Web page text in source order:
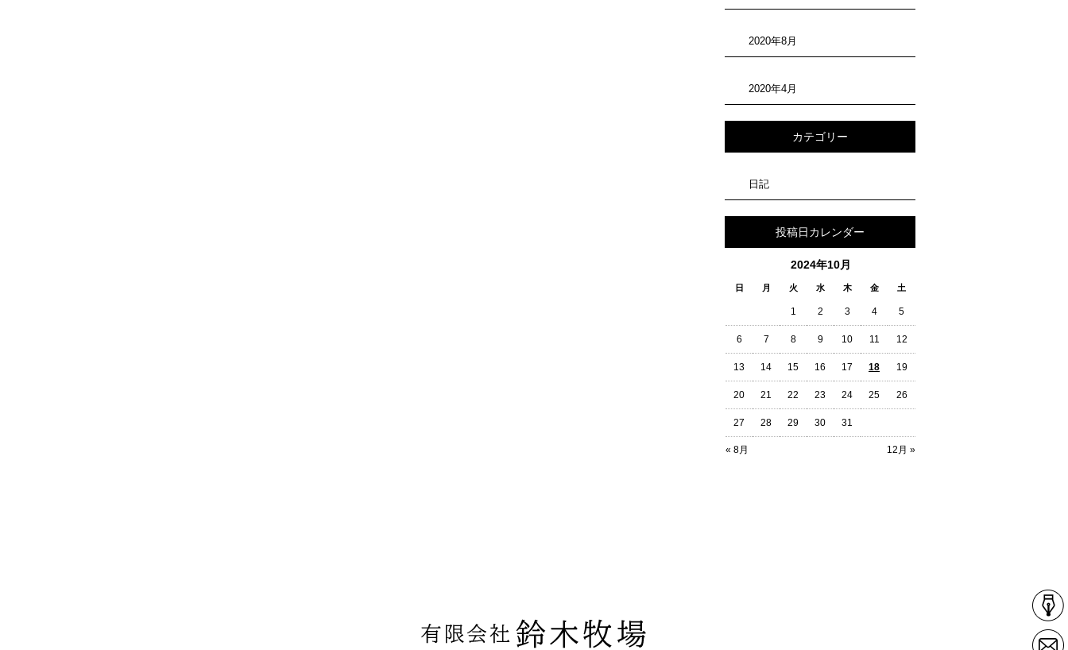
2020年8月
2020年4月
カテゴリー
日記
投稿日カレンダー
2024年10月
日 月 火 水 木 金 土
« 8月 12月 »
1 2 3 4 5
6 7 8 9 10 11 12
13 14 15 16 17 18 19
20 21 22 23 24 25 26
27 28 29 30 31